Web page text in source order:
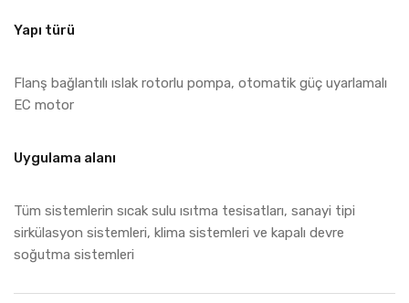
Yapı türü
Flanş bağlantılı ıslak rotorlu pompa, otomatik güç uyarlamalı
EC motor
Uygulama alanı
Tüm sistemlerin sıcak sulu ısıtma tesisatları, sanayi tipi
sirkülasyon sistemleri, klima sistemleri ve kapalı devre
soğutma sistemleri